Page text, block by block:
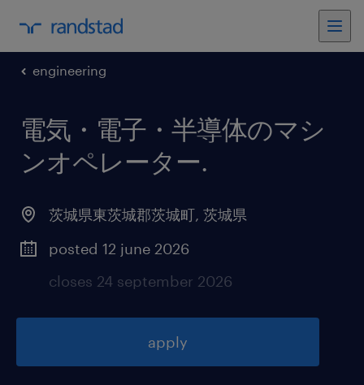
engineering
電気・電子・半導体のマシ
ンオペレーター.
茨城県東茨城郡茨城町, 茨城県
posted 12 june 2026
closes 24 september 2026
apply